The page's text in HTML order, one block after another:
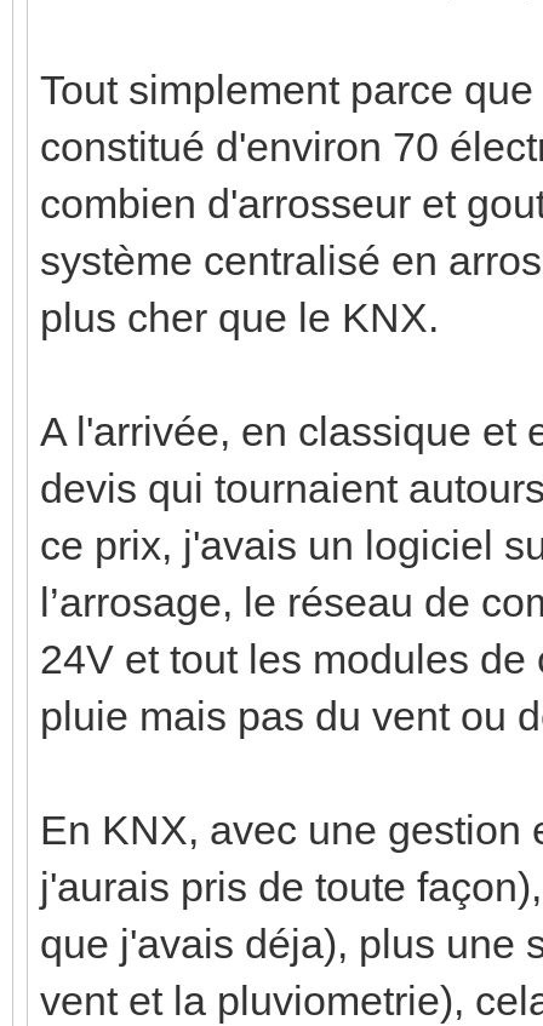
Tout simplement parce
constitué d'environ 70
combien d'arrosseur et
système centralisé en
plus cher que le KNX.
A l'arrivée, en classique et
devis qui tournaient
ce prix, j'avais un logiciel
l’arrosage, le réseau de
24V et tout les modules
pluie mais pas du vent ou
En KNX, avec une gestion
j'aurais pris de toute
que j'avais déja), plus une
vent et la pluviometrie),